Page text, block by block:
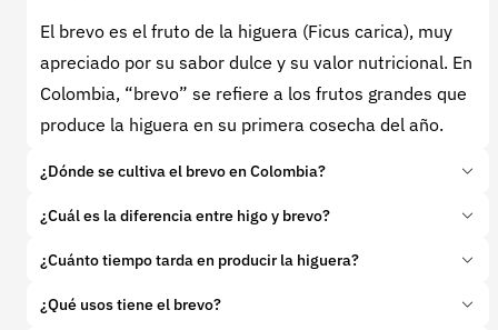
El brevo es el fruto de la higuera (Ficus carica), muy
apreciado por su sabor dulce y su valor nutricional. En
Colombia, “brevo” se refiere a los frutos grandes que
produce la higuera en su primera cosecha del año.
¿Dónde se cultiva el brevo en Colombia?
En regiones templadas y cálidas como Cundinamarca,
adapta bien a climas entre 15°C y 30°C.
¿Cuál es la diferencia entre higo y brevo?
Elbrevoes el primer fruto del año, más grande y
cosecha, más pequeño pero más dulce.
¿Cuánto tiempo tarda en producir la higuera?
Entre 2 y 3 años después de la siembra puede iniciar
¿Qué usos tiene el brevo?